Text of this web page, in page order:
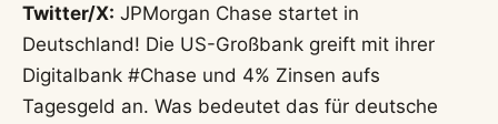
Twitter/X: JPMorgan Chase startet in
Deutschland! Die US-Großbank greift mit ihrer
Digitalbank #Chase und 4% Zinsen aufs
Tagesgeld an. Was bedeutet das für deutsche